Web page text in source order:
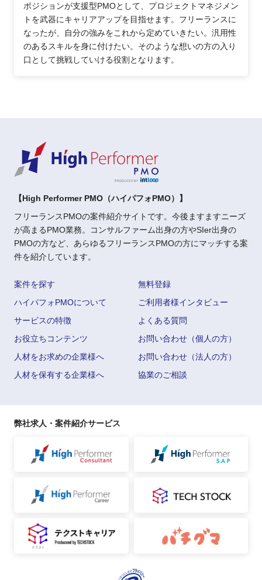
ポジションが支援型PMOとして、プロジェクトマネジメン
トを武器にキャリアアップを目指せます。フリーランスに
なったが、自分の強みをこれから定めていきたい。汎用性
のあるスキルを身に付けたい。そのような想いの方の入り
口として挑戦していける役割となります。
【High Performer PMO（ハイパフォPMO）】
フリーランスPMOの案件紹介サイトです。今後ますますニーズ
が高まるPMO業務。コンサルファーム出身の方やSIer出身の
PMOの方など、あらゆるフリーランスPMOの方にマッチする案
件を紹介しています。
案件を探す
無料登録
ハイパフォPMOについて
ご利用者様インタビュー
サービスの特徴
よくある質問
お役立ちコンテンツ
お問い合わせ（個人の方）
人材をお求めの企業様へ
お問い合わせ（法人の方）
人材を保有する企業様へ
協業のご相談
弊社求人・案件紹介サービス